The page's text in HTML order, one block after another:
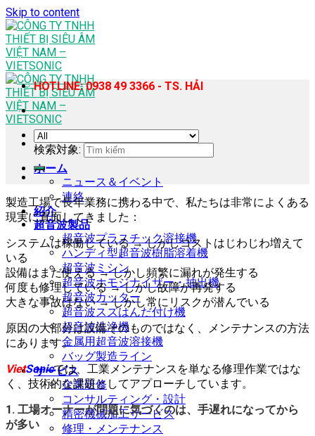
Skip to content
ホーム
ニュース＆イベント
連絡
紹介
超音波製品
超音波プラスチック溶接機
ハンディ型超音波樹脂溶着機
超音波ミシン
超音波ホモジナイザー・抽出機
超音波カッター
超音波スズはんだ付け機
超音波洗浄機
金属用超音波溶接機
バッグ製造ライン
サービス
企業研修
コンサルティング・設計
精密機械加工サービス
修理・メンテナンス
HOTLINE: 0938 49 3366 - TS. HẢI
検索対象:
製造工場で長年業務に携わる中で、私たちは非常によくある
現実に直面してきました：
システムは稼働している → しかしコストはじわじわ増えて
いる
設備はまだ使える → しかし頻繁に漏れが発生する
何度も修理している → しかし故障が再発する
大きな事故はない → しかし常にリスクが潜んでいる
原因の大部分は設備そのものではなく、メンテナンスの方法
にあります。
VietSonicでは、工業メンテナンスを単なる修理作業ではな
く、技術的な課題としてアプローチしています。
1. 工場オーナーが問題に気づくのは、手遅れになってから
が多い